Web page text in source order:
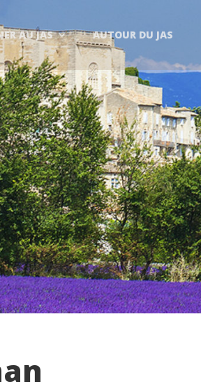
AU JAS AUTOUR DU JAS